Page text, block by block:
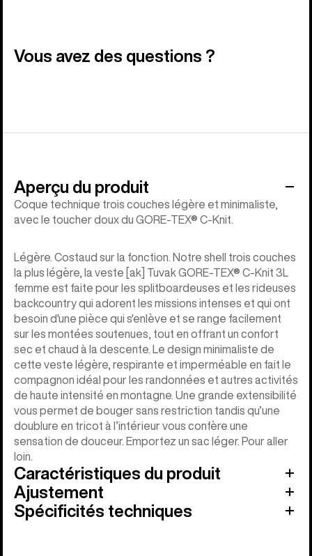
Vous avez des questions ?
Aperçu du produit
Coque technique trois couches légère et minimaliste,
avec le toucher doux du GORE-TEX® C-Knit.
Légère. Costaud sur la fonction. Notre shell trois couches
la plus légère, la veste [ak] Tuvak GORE-TEX® C-Knit 3L
femme est faite pour les splitboardeuses et les rideuses
backcountry qui adorent les missions intenses et qui ont
besoin d'une pièce qui s'enlève et se range facilement
sur les montées soutenues, tout en offrant un confort
sec et chaud à la descente. Le design minimaliste de
cette veste légère, respirante et imperméable en fait le
compagnon idéal pour les randonnées et autres activités
de haute intensité en montagne. Une grande extensibilité
vous permet de bouger sans restriction tandis qu’une
doublure en tricot à l’intérieur vous confère une
sensation de douceur. Emportez un sac léger. Pour aller
loin.
Caractéristiques du produit
Ajustement
Spécificités techniques